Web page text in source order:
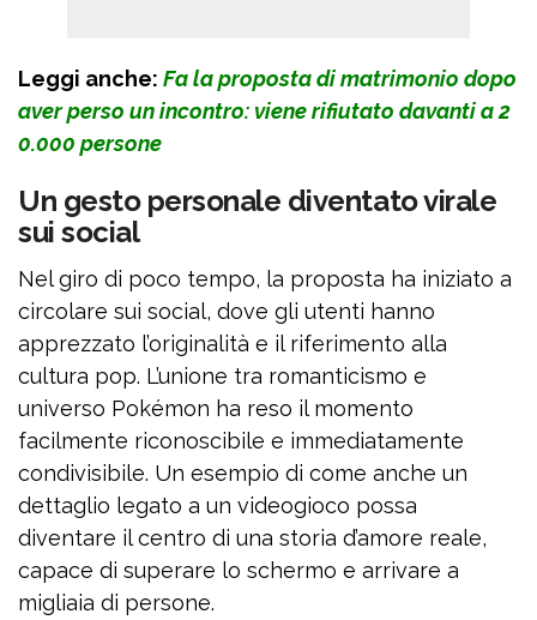
Leggi anche: Fa la proposta di matrimonio dopo
aver perso un incontro: viene rifiutato davanti a 2
0.000 persone
Un gesto personale diventato virale
sui social
Nel giro di poco tempo, la proposta ha iniziato a
circolare sui social, dove gli utenti hanno
apprezzato l’originalità e il riferimento alla
cultura pop. L’unione tra romanticismo e
universo Pokémon ha reso il momento
facilmente riconoscibile e immediatamente
condivisibile. Un esempio di come anche un
dettaglio legato a un videogioco possa
diventare il centro di una storia d’amore reale,
capace di superare lo schermo e arrivare a
migliaia di persone.